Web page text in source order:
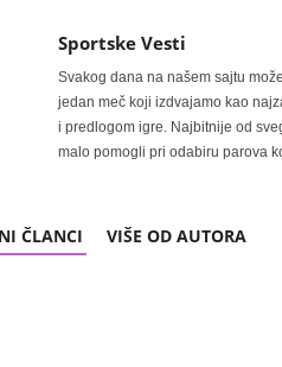
Sportske Vesti
Svakog dana na našem sajtu
jedan meč koji izdvajamo kao
i predlogom igre. Najbitnije od
malo pomogli pri odabiru parova
ČLANCI VIŠE OD AUTORA